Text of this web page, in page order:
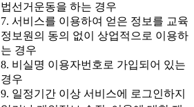
법선거운동을 하는 경우
7. 서비스를 이용하여 얻은 정보를 교육
정보원의 동의 없이 상업적으로 이용하
는 경우
8. 비실명 이용자번호로 가입되어 있는
경우
9. 일정기간 이상 서비스에 로그인하지